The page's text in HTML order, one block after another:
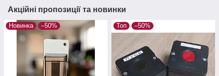
Акційні пропозиції та новинки
Новинка –50% Топ –50%